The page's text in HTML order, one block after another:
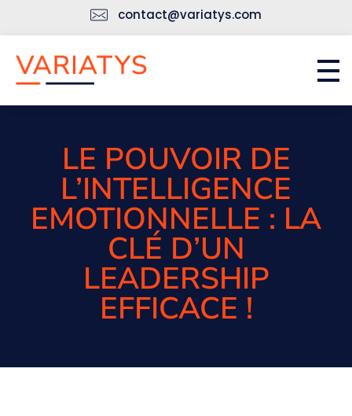
contact@variatys.com
Accueil
LE POUVOIR DE
L’INTELLIGENCE
EMOTIONNELLE : LA
CLÉ D’UN
LEADERSHIP
EFFICACE !